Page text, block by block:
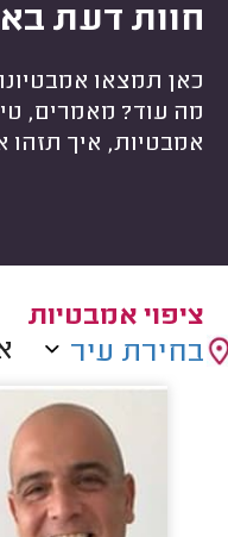
חוות דעת
כאן תמצאו
מה עוד? מאמרים,
אמבטיות, איך תזהו
ציפוי אמבטיות
בחירת עיר